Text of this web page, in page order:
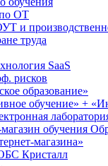
ОТ
и
труда
SaaS
рисков
образование»
обучение» +
обучения
магазина»
Кристалл